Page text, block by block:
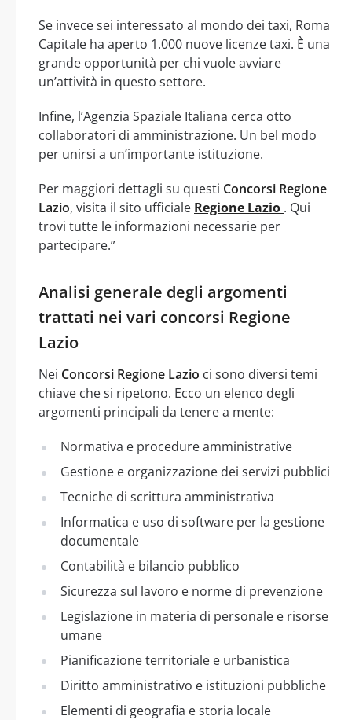
Se invece sei interessato al mondo dei taxi, Roma
Capitale ha aperto 1.000 nuove licenze taxi. È una
grande opportunità per chi vuole avviare
un’attività in questo settore.
Infine, l’Agenzia Spaziale Italiana cerca otto
collaboratori di amministrazione. Un bel modo
per unirsi a un’importante istituzione.
Per maggiori dettagli su questi Concorsi Regione
Lazio, visita il sito ufficiale Regione Lazio . Qui
trovi tutte le informazioni necessarie per
partecipare.”
Analisi generale degli argomenti
trattati nei vari concorsi Regione
Lazio
Nei Concorsi Regione Lazio ci sono diversi temi
chiave che si ripetono. Ecco un elenco degli
argomenti principali da tenere a mente:
Normativa e procedure amministrative
Gestione e organizzazione dei servizi pubblici
Tecniche di scrittura amministrativa
Informatica e uso di software per la gestione
documentale
Contabilità e bilancio pubblico
Sicurezza sul lavoro e norme di prevenzione
Legislazione in materia di personale e risorse
umane
Pianificazione territoriale e urbanistica
Diritto amministrativo e istituzioni pubbliche
Elementi di geografia e storia locale